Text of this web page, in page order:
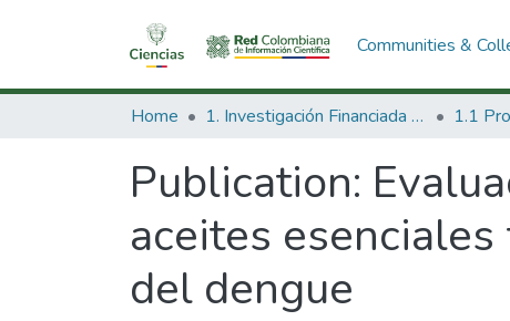
Communities &
Home 1. Investigación Financiada con Recursos Públicos
Publication:
aceites
del dengue